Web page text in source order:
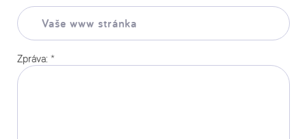
Vaše
www
stránka:
Zpráva: *